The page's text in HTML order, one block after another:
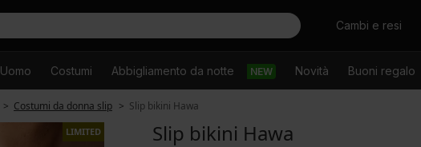
CercareCambi e resi
Uomo Costumi Abbigliamento da notte NEW Novità Buoni regalo
Costumi da donna slip Slip bikini Hawa
LIMITED Slip bikini Hawa